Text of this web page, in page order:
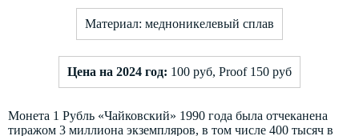
Материал: медноникелевый сплав
Цена на 2024 год: 100 руб, Proof 150 руб
Монета 1 Рубль «Чайковский» 1990 года была отчеканена
тиражом 3 миллиона экземпляров, в том числе 400 тысяч в